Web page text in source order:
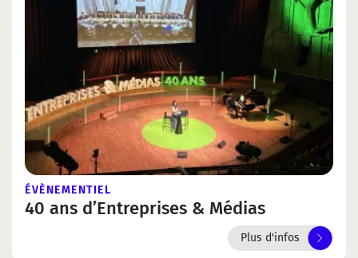
ÉVÈNEMENTIEL
40 ans d’Entreprises & Médias
Plus d'infos